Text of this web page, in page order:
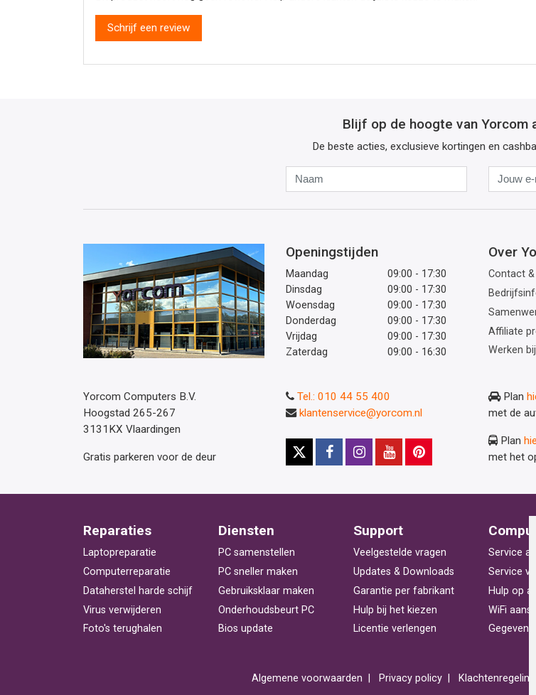
Schrijf een review
Blijf op de hoogte van Yorcom
De beste acties, exclusieve kortingen en
Jouw
e-
mailadres
Openingstijden
Maandag
09:00 - 17:30
Dinsdag
09:00 - 17:30
Woensdag
09:00 - 17:30
Donderdag
09:00 - 17:30
Vrijdag
09:00 - 17:30
Zaterdag
09:00 - 16:30
Over
Contact
Affiliate
Werken
Yorcom Computers B.V.
Hoogstad 265-267
3131KX Vlaardingen
Gratis parkeren voor de deur
Plan
met de
Plan
met het
Tel.: 010 44 55 400
klantenservice@yorcom.nl
Reparaties
Laptopreparatie
Computerreparatie
Dataherstel harde schijf
Virus verwijderen
Foto's terughalen
Diensten
PC samenstellen
PC sneller maken
Gebruiksklaar maken
Onderhoudsbeurt PC
Bios update
Support
Veelgestelde vragen
Updates & Downloads
Garantie per fabrikant
Hulp bij het kiezen
Licentie verlengen
Service
Service
Hulp op
WiFi
Algemene voorwaarden Privacy policy Klachtenregeling